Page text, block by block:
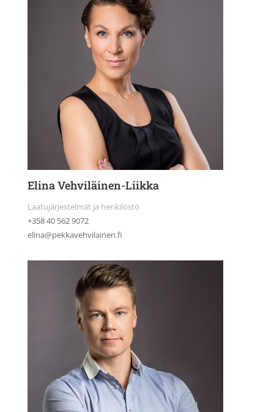
Elina Vehviläinen-Liikka
Laatujärjestelmät ja henkilöstö
+358 40 562 9072
elina@pekkavehvilainen.fi